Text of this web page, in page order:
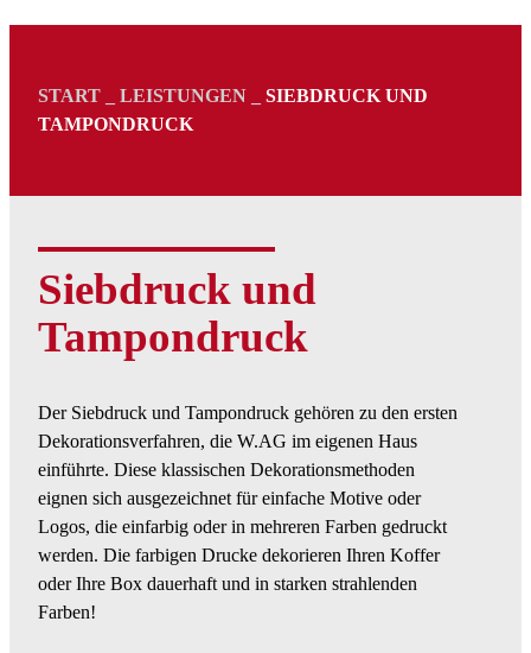
START LEISTUNGEN
SIEBDRUCK UND
TAMPONDRUCK
Siebdruck und
Tampondruck
Der Siebdruck und Tampondruck gehören zu den ersten
Dekorationsverfahren, die W.AG im eigenen Haus
einführte. Diese klassischen Dekorationsmethoden
eignen sich ausgezeichnet für einfache Motive oder
Logos, die einfarbig oder in mehreren Farben gedruckt
werden. Die farbigen Drucke dekorieren Ihren Koffer
oder Ihre Box dauerhaft und in starken strahlenden
Farben!